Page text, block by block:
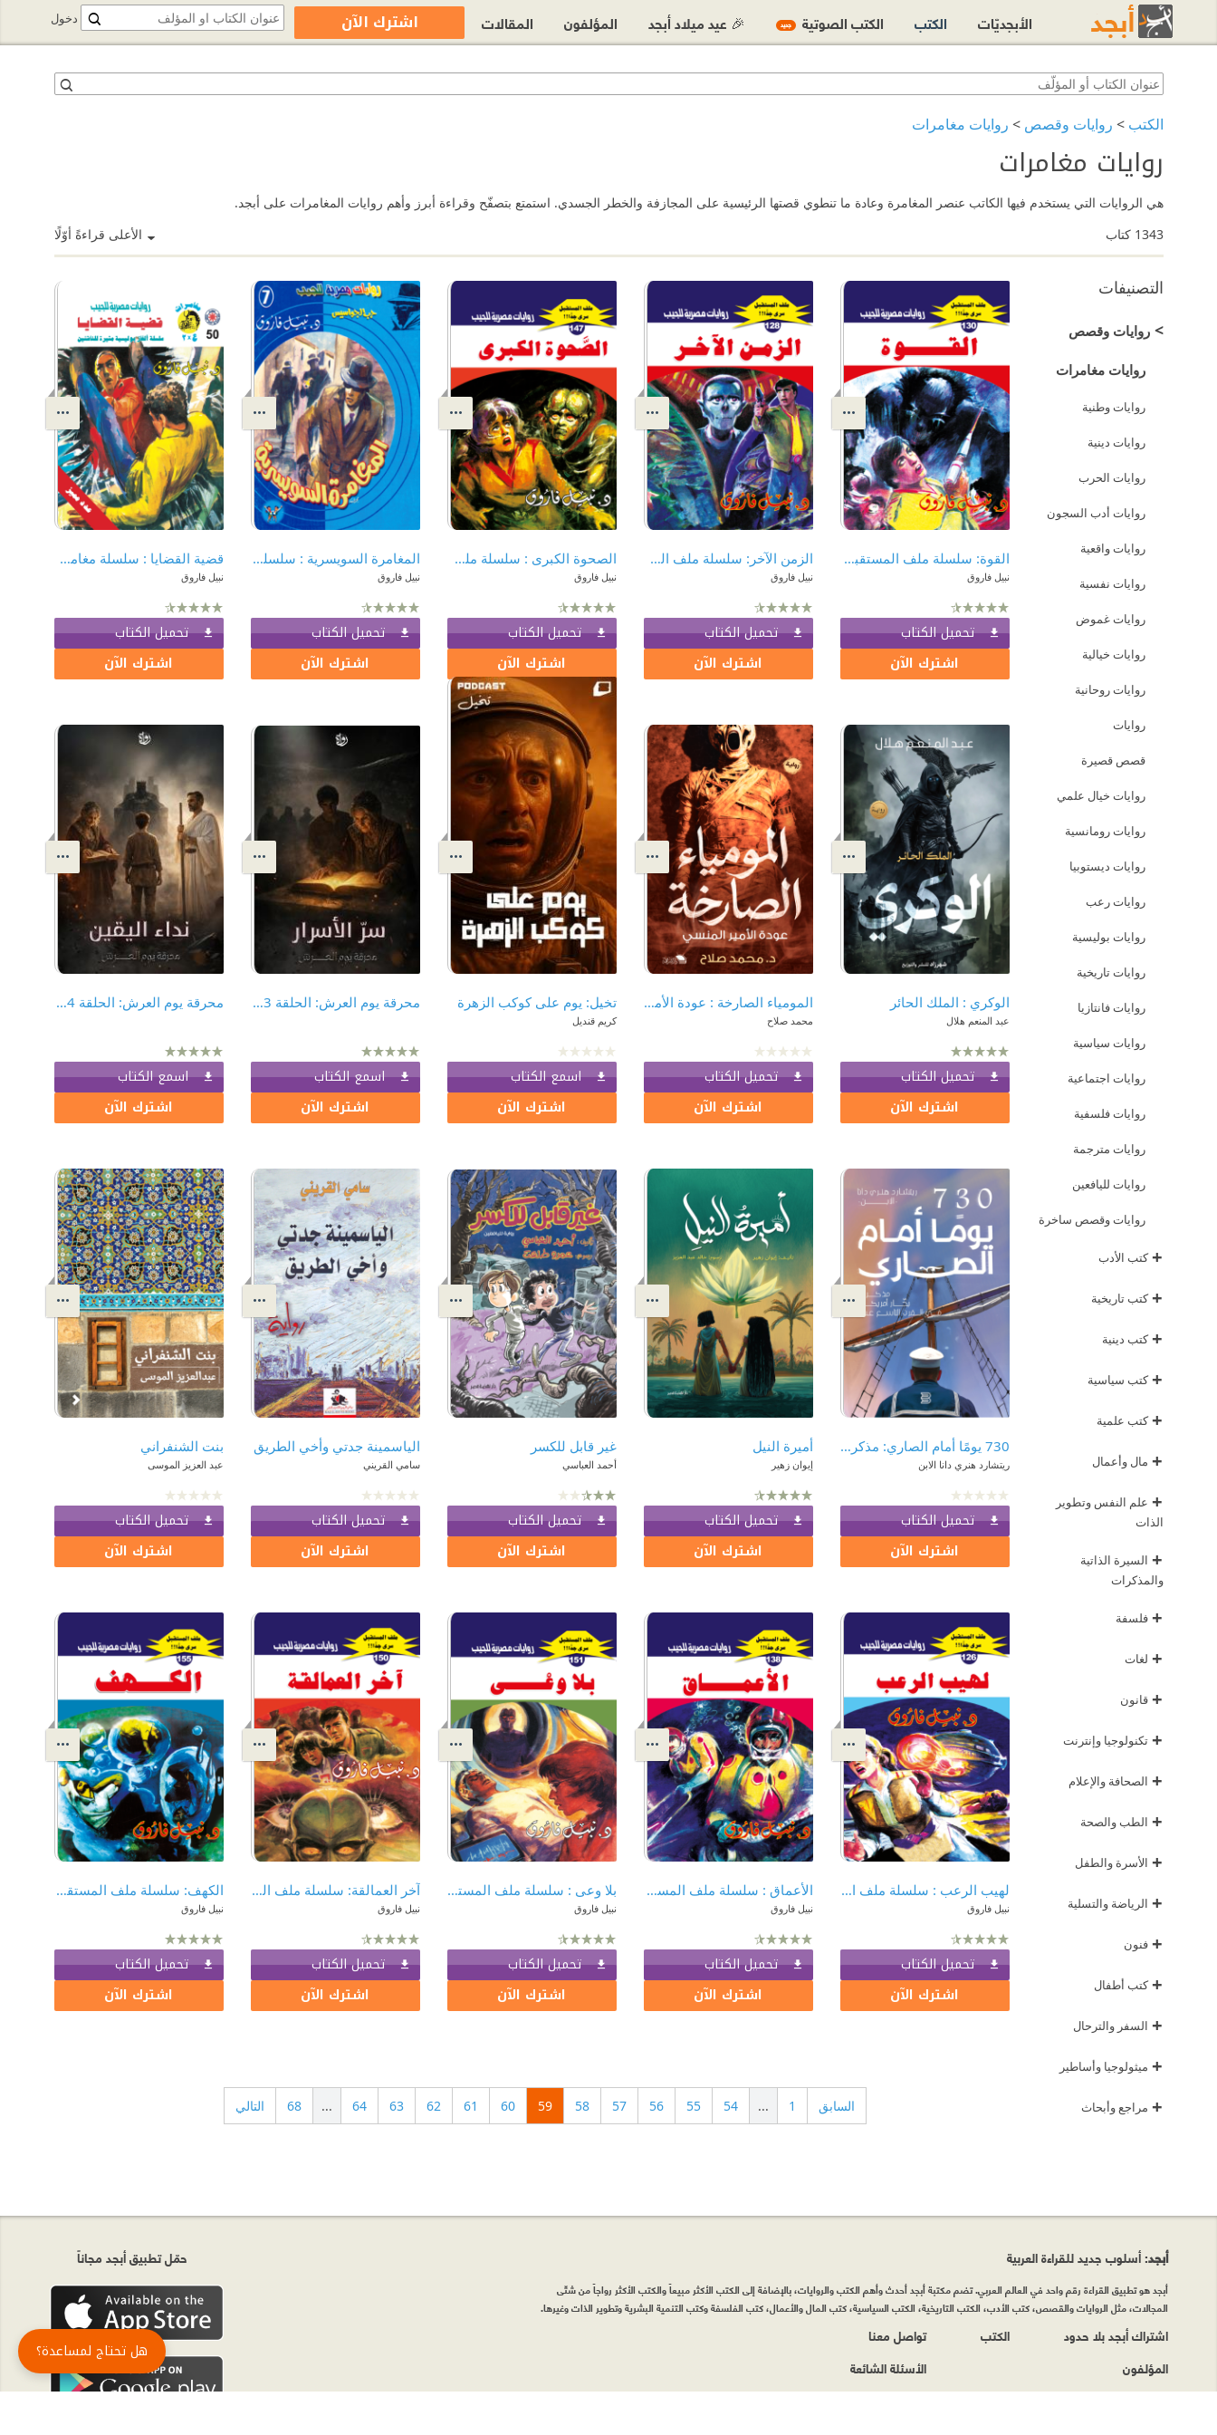
الكتب > روايات وقصص > روايات مغامرات
روايات مغامرات
هي الروايات التي يستخدم فيها الكاتب عنصر المغامرة وعادة ما تنطوي قصتها الرئيسية على المجازفة والخطر الجسدي. استمتع بتصفّح وقراءة أبرز وأهم روايات المغامرات على أبجد.
الأعلى قراءةً أوّلًا
1343 كتاب
التصنيفات
>روايات وقصص
روايات مغامرات
روايات وطنية
روايات دينية
روايات الحرب
روايات أدب السجون
روايات واقعية
روايات نفسية
روايات غموض
روايات خيالية
روايات روحانية
روايات
قصص قصيرة
روايات خيال علمي
روايات رومانسية
روايات ديستوبيا
روايات رعب
روايات بوليسية
روايات تاريخية
روايات فانتازيا
روايات سياسية
روايات اجتماعية
روايات فلسفية
روايات مترجمة
روايات لليافعين
روايات وقصص ساخرة
+كتب الأدب
+كتب تاريخية
+كتب دينية
+كتب سياسية
+كتب علمية
+ مال وأعمال
+ علم النفس وتطوير
الذات
+ السيرة الذاتية
والمذكرات
+ فلسفة
+ لغات
+ قانون
+ تكنولوجيا وإنترنت
+ الصحافة والإعلام
+ الطب والصحة
+ الأسرة والطفل
+ الرياضة والتسلية
+ فنون
+كتب أطفال
+ السفر والترحال
+ ميثولوجيا وأساطير
+ مراجع وأبحاث
القوة: سلسلة ملف المستقبل - سري جدًا 130
نبيل فاروق
تحميل الكتاب
اشترك الآن
الزمن الآخر: سلسلة ملف المستقبل - سري جدًا 128
نبيل فاروق
تحميل الكتاب
اشترك الآن
الصحوة الكبرى : سلسلة ملف المستقبل - سري جدًا 147
نبيل فاروق
تحميل الكتاب
اشترك الآن
المغامرة السويسرية : سلسلة حرب الجواسيس 7
نبيل فاروق
تحميل الكتاب
اشترك الآن
قضية القضايا : سلسلة مغامرات ع × 2 (50) - عدد مميز
نبيل فاروق
تحميل الكتاب
اشترك الآن
الوكري : الملك الحائر
عبد المنعم هلال
تحميل الكتاب
اشترك الآن
المومياء الصارخة : عودة الأمير المنسي
محمد صلاح
تحميل الكتاب
اشترك الآن
تخيل: يوم على كوكب الزهرة
كريم قنديل
اسمع الكتاب
اشترك الآن
محرقة يوم العرش: الحلقة 3 - سرّ الأسرار
اسمع الكتاب
اشترك الآن
محرقة يوم العرش: الحلقة 4 - نداء اليقين
اسمع الكتاب
اشترك الآن
730 يومًا أمام الصاري: مذكرات بحار أمريكي في القرن التاسع عشر
ريتشارد هنري دانا الابن
تحميل الكتاب
اشترك الآن
أميرة النيل
إيوان زهير
تحميل الكتاب
اشترك الآن
غير قابل للكسر
أحمد العباسي
تحميل الكتاب
اشترك الآن
الياسمينة جدتي وأخي الطريق
سامي القريني
تحميل الكتاب
اشترك الآن
بنت الشنفراني
عبد العزيز الموسى
تحميل الكتاب
اشترك الآن
لهيب الرعب : سلسلة ملف المستقبل - سري جدًا 126
نبيل فاروق
تحميل الكتاب
اشترك الآن
الأعماق : سلسلة ملف المستقبل - سري جدًا 138
نبيل فاروق
تحميل الكتاب
اشترك الآن
بلا وعى : سلسلة ملف المستقبل - سري جدًا 151
نبيل فاروق
تحميل الكتاب
اشترك الآن
آخر العمالقة: سلسلة ملف المستقبل - سري جدًا 150
نبيل فاروق
تحميل الكتاب
اشترك الآن
الكهف: سلسلة ملف المستقبل - سري جدًا 155
نبيل فاروق
تحميل الكتاب
اشترك الآن
السابق 1
...
54
55
56
57
58
59
60
61
62
63
64
...
68 التالي
دخول الأبجديّات الكتب الكتب الصوتية جديد 🎉 عيد ميلاد أبجد المؤلفون المقالات اشترك الآن
حمّل تطبيق أبجد مجاناً أبجد: أسلوب جديد للقراءة العربية
أبجد هو تطبيق القراءة رقم واحد في العالم العربي. تضم مكتبة أبجد أحدث وأهم الكتب والروايات، بالإضافة إلى الكتب الأكثر مبيعاً والكتب الأكثر رواجاً من شتّى
المجالات، مثل الروايات والقصص، كتب الأدب، الكتب التاريخية، الكتب السياسية، كتب المال والأعمال، كتب الفلسفة وكتب التنمية البشرية وتطوير الذات وغيرها.
اشتراك أبجد بلا حدود
المؤلفون
الكتب
تواصل معنا
الأسئلة الشائعة
هل تحتاج لمساعدة؟